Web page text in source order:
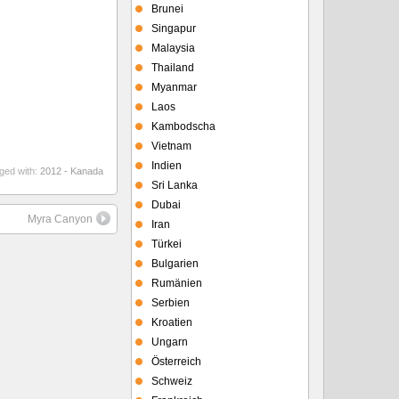
with:2012 - Kanada
Myra Canyon
Brunei
Singapur
Malaysia
Thailand
Myanmar
Laos
Kambodscha
Vietnam
Indien
Sri Lanka
Dubai
Iran
Türkei
Bulgarien
Rumänien
Serbien
Kroatien
Ungarn
Österreich
Schweiz